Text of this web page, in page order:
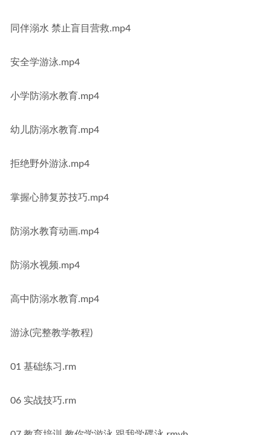
同伴溺水 禁止盲目营救.mp4
安全学游泳.mp4
小学防溺水教育.mp4
幼儿防溺水教育.mp4
拒绝野外游泳.mp4
掌握心肺复苏技巧.mp4
防溺水教育动画.mp4
防溺水视频.mp4
高中防溺水教育.mp4
游泳(完整教学教程)
01 基础练习.rm
06 实战技巧.rm